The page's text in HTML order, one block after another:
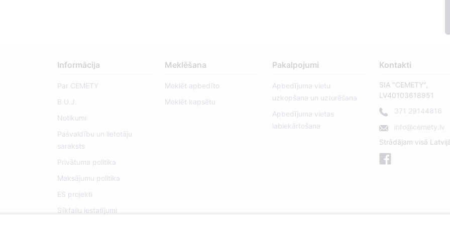
Informācija
Par CEMETY
B.U.J.
Notikumi
Pašvaldību un lietotāju
saraksts
Privātuma politika
Maksājumu politika
ES projekti
Sīkfailu iestatījumi
Meklēšana
Meklēt apbedīto
Meklēt kapsētu
Pakalpojumi
Apbedījuma vietu
uzkopšana un uzturēšana
Apbedījuma vietas
labiekārtošana
Kontakti
SIA "CEMETY",
LV40103618951
371 29144816
info@cemety.lv
Strādājam visā